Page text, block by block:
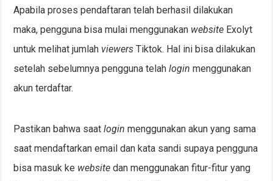
Apabila proses pendaftaran telah berhasil dilakukan
maka, pengguna bisa mulai menggunakan website Exolyt
untuk melihat jumlah viewersTiktok. Hal ini bisa dilakukan
setelah sebelumnya pengguna telahloginmenggunakan
akun terdaftar.
Pastikan bahwa saatloginmenggunakan akun yang sama
saat mendaftarkan email dan kata sandi supaya pengguna
bisa masuk ke websitedan menggunakan fitur-fitur yang